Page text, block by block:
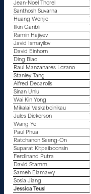
Jean-Noel Thorel
Santhosh Suvarna
Huang Wenjie
Ilkin Garibli
Ramin Hajiyev
Javid Ismayilov
David Einhorn
Ding Biao
Raul Manzanares Lozano
Stanley Tang
Alfred Decarolis
Sinan Unlu
Wai Kin Yong
Mikalai Vaskaboinikau
Jules Dickerson
Wang Ye
Paul Phua
Ratchanon Saeng-On
Suparat Kitpaiboonsin
Ferdinand Putra
David Stamm
Sameh Elamawy
Sosia Jiang
Jessica Teusl